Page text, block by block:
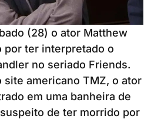
(28) o ator Matthew
por ter interpretado o
no seriado Friends.
site americano TMZ, o ator
em uma banheira de
de ter morrido por